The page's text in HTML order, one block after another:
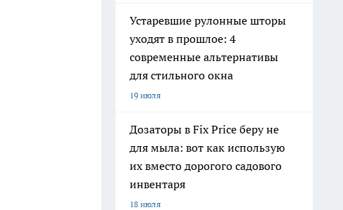
Устаревшие рулонные шторы
уходят в прошлое: 4
современные альтернативы
для стильного окна
19 июля
Дозаторы в Fix Price беру не
для мыла: вот как использую
их вместо дорогого садового
инвентаря
18 июля